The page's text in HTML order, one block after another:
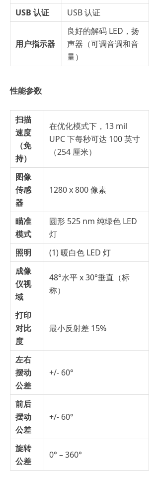
USB 认证 USB 认证
用户指示器
良好的解码 LED，扬
声器（可调音调和音
量）
性能参数
扫描
速度
（免
持）
在优化模式下，13 mil
UPC 下每秒可达 100 英寸
（254 厘米）
图像
传感
器
1280 x 800 像素
瞄准
模式
圆形 525 nm 纯绿色 LED
灯
照明
(1) 暖白色 LED 灯
成像
仪视
域
48°水平 x 30°垂直（标
称）
打印
对比
度
最小反射差 15%
左右
摆动
公差
+/- 60°
前后
摆动
公差
+/- 60°
旋转
公差
0° – 360°